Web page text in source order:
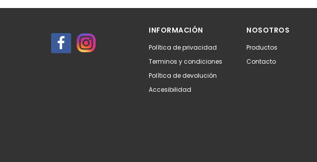
INFORMACIÓN
Política de privacidad
Terminos y condiciones
Política de devolución
Accesibilidad
NOSOTROS
Productos
Contacto